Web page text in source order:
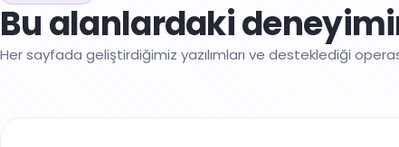
Bu alanlardaki
Her sayfada geliştirdiğimiz yazılımları ve desteklediği